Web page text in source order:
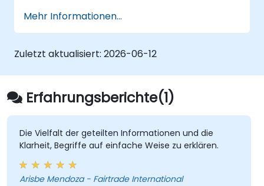
Kurs umfasst die Grundlagen der DSGVO,
Rechte der betroffenen Personen,
Grundsätze des Datenschutzes,
zur Meldung von Datenschutzverletzungen
sowie das Prinzip des „Privacy by Design“. Sie
erhalten praktische Rahmenwerke zur
Implementierung von DSGVO-konformen
Strategien in Ihrer Organisation,
gewährleisten eine rechtmäßige
Datenverarbeitung und fördern eine Kultur
der Verantwortung im Datenschutz.
Mehr Informationen...
Zuletzt aktualisiert: 2026-06-12
Erfahrungsberichte(1)
Die Vielfalt der geteilten Informationen und die
Klarheit, Begriffe auf einfache Weise zu erklären.
Arisbe Mendoza - Fairtrade International